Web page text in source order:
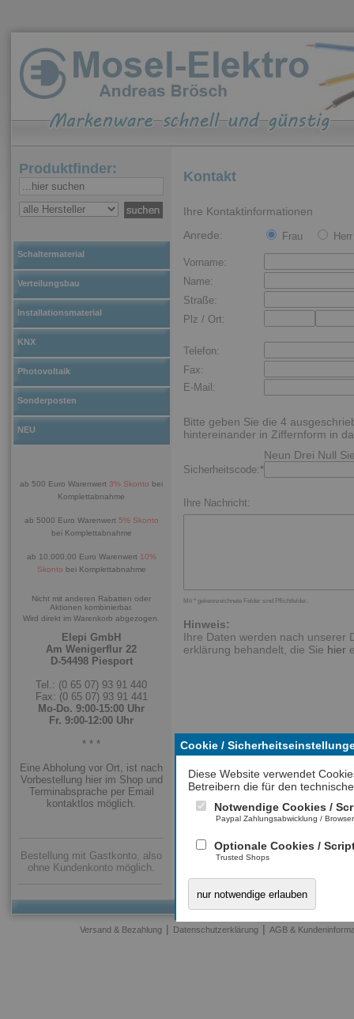
Cookie /
Diese Website verwendet
Betreibern die für den
Notwendige Cookies /
Paypal Zahlungsabwicklung /
Optionale Cookies /
Trusted Shops
nur notwendige erlauben
Produktfinder:
Schaltermaterial
Verteilungsbau
Installationsmaterial
KNX
Photovoltaik
Sonderposten
NEU
ab 500 Euro Warenwert 3% Skonto bei
Komplettabnahme
ab 5000 Euro Warenwert 5% Skonto
bei Komplettabnahme
ab 10.000,00 Euro Warenwert 10%
Skonto bei Komplettabnahme
Nicht mit anderen Rabatten oder
Aktionen kombinierbar.
Wird direkt im Warenkorb abgezogen.
Elepi GmbH
Am Wenigerflur 22
D-54498 Piesport
Tel.: (0 65 07) 93 91 440
Fax: (0 65 07) 93 91 441
Mo-Do. 9:00-15:00 Uhr
Fr. 9:00-12:00 Uhr
* * *
Eine Abholung vor Ort, ist nach
Vorbestellung hier im Shop und
Terminabsprache per Email
kontaktlos möglich.
Bestellung mit Gastkonto, also
ohne Kundenkonto möglich.
Kontakt
Ihre Kontaktinformationen
Anrede:
Frau Herr
Vorname:
Name:
Straße:
Plz / Ort:
Telefon:
Fax:
E-Mail:
Bitte geben Sie die 4
hintereinander in Ziffernform in
Neun Drei Null
Sicherheitscode:*
Ihre Nachricht:
Mit * gekennzeichnete Felder sind Pflichtfelder.
Hinweis:
Ihre Daten werden nach unserer
erklärung behandelt, die Sie hier
Versand & Bezahlung | Datenschutzerklärung | AGB &